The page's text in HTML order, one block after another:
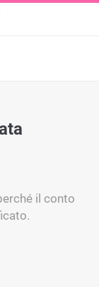
il conto
il cookie